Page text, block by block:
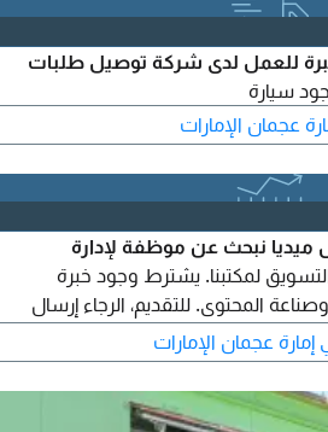
للعمل لدى شركة توصيل طلبات
سيارة
عجمان الإمارات
نبحث عن موظفة لإدارة
لمكتبنا. يشترط وجود خبرة
المحتوى. للتقديم، الرجاء إرسال
عبر الخاص
عجمان الإمارات